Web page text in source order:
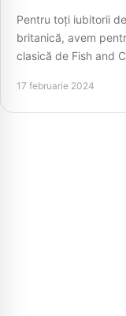
Pentru toți iubitorii
britanică, avem
clasică de Fish and
17 februarie 2024